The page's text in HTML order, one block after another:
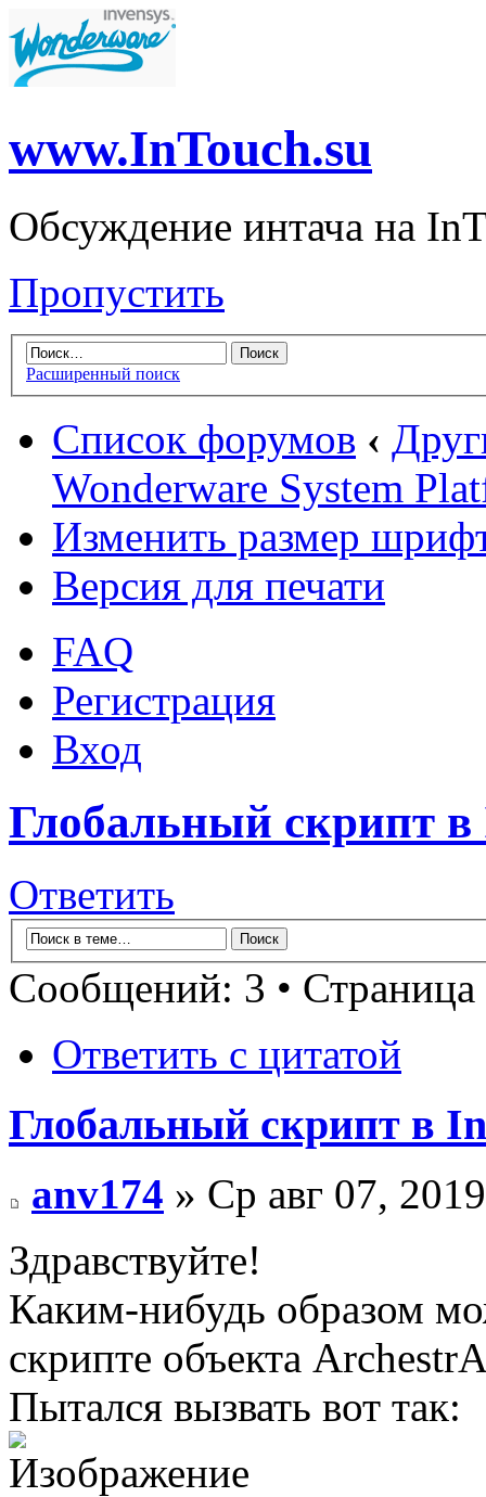
www.InTouch.su
Обсуждение интача на
Пропустить
Расширенный поиск
Список форумов ‹
Wonderware System
Изменить размер
Версия для печати
FAQ
Регистрация
Вход
Глобальный скрипт в
Ответить
Сообщений: 3 • Страница
Ответить с цитатой
Глобальный скрипт в
anv174 » Ср авг 07,
Здравствуйте!
Каким-нибудь образом
скрипте объекта
Пытался вызвать вот так: